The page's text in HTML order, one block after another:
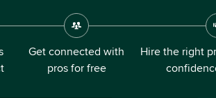
Get connected with
pros for free
Hire the right